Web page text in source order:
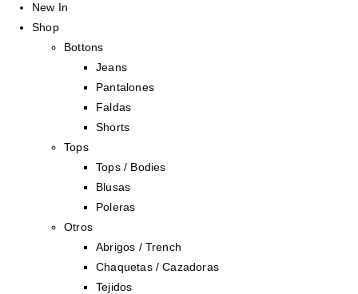
New In
Shop
Bottons
Jeans
Pantalones
Faldas
Shorts
Tops
Tops / Bodies
Blusas
Poleras
Otros
Abrigos / Trench
Chaquetas / Cazadoras
Tejidos